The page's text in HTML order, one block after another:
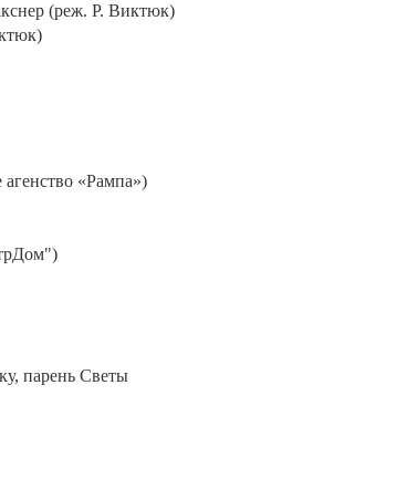
(реж. Р. Виктюк)
«Рампа»)
парень Светы